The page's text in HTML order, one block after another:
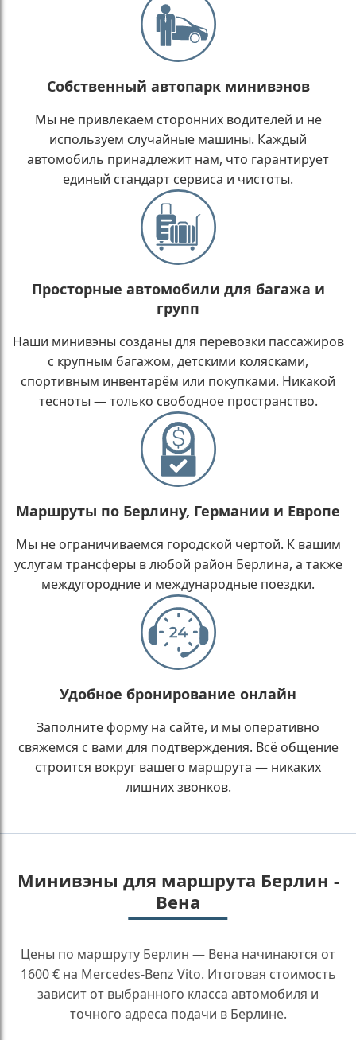
Собственный автопарк минивэнов
Мы не привлекаем сторонних водителей и не
используем случайные машины. Каждый
автомобиль принадлежит нам, что гарантирует
единый стандарт сервиса и чистоты.
Просторные автомобили для багажа и
групп
Наши минивэны созданы для перевозки пассажиров
с крупным багажом, детскими колясками,
спортивным инвентарём или покупками. Никакой
тесноты — только свободное пространство.
Маршруты по Берлину, Германии и Европе
Мы не ограничиваемся городской чертой. К вашим
услугам трансферы в любой район Берлина, а также
междугородние и международные поездки.
Удобное бронирование онлайн
Заполните форму на сайте, и мы оперативно
свяжемся с вами для подтверждения. Всё общение
строится вокруг вашего маршрута — никаких
лишних звонков.
Минивэны для маршрута Берлин -
Вена
Цены по маршруту Берлин — Вена начинаются от
1600 € на Mercedes-Benz Vito. Итоговая стоимость
зависит от выбранного класса автомобиля и
точного адреса подачи в Берлине.